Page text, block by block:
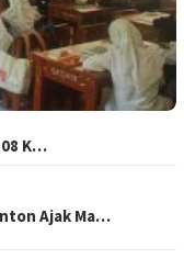
K…
Ajak Ma…